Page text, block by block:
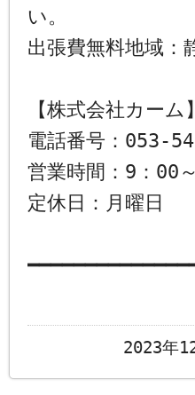
い。
出張費無料地域：
【株式会社カーム】
電話番号：053-
営業時間：9：00
定休日：月曜日
2023年